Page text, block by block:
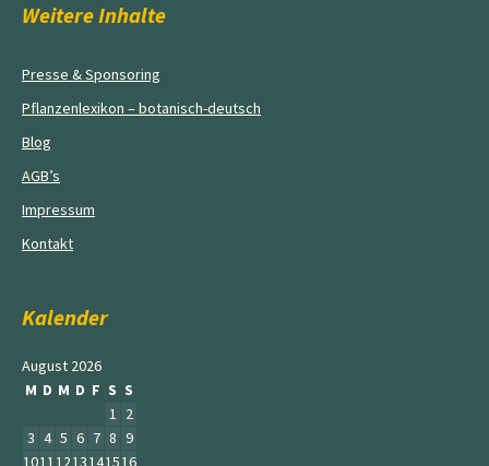
Weitere Inhalte
Presse & Sponsoring
Pflanzenlexikon – botanisch-deutsch
Blog
AGB’s
Impressum
Kontakt
Kalender
August 2026
M D M D F S S
1 2
3 4 5 6 7 8 9